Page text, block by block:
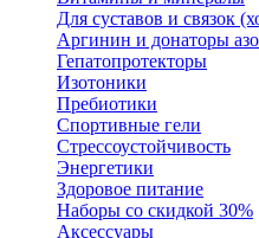
Для суставов и связок
Аргинин и донаторы
Гепатопротекторы
Изотоники
Пребиотики
Спортивные гели
Стрессоустойчивость
Энергетики
Здоровое питание
Наборы со скидкой 30%
Аксессуары